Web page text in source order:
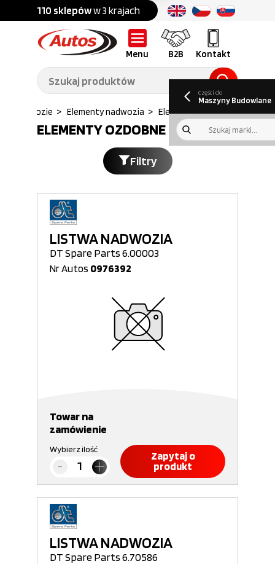
110 sklepóww 3 krajach Ponad 700 marek
Menu B2B Kontakt
Części do:
Ciężarówek,
przyczep,
naczep
Części do:
budowlanych
B2BGaleria
Oferty pracy
kwartalny
Części do
Maszyny Budowlane
Nadwozie > Elementy nadwozia > Elementy ozdobne...
ELEMENTY OZDOBNE
Filtry
LISTWA NADWOZIA
DT Spare Parts 6.00003
Nr Autos 0976392
Towar na
zamówienie
Wybierz ilość
Zapytaj o
produkt
LISTWA NADWOZIA
DT Spare Parts 6.70586